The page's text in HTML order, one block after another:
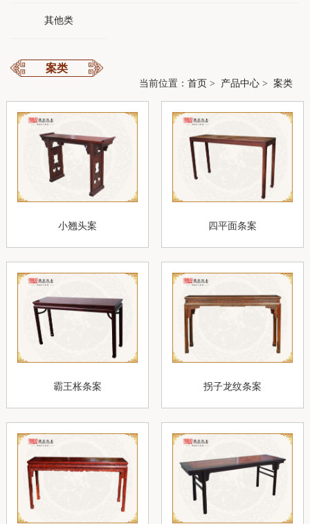
其他类
案类
当前位置： 首页 > 产品中心 > 案类
小翘头案 四平面条案
霸王枨条案 拐子龙纹条案